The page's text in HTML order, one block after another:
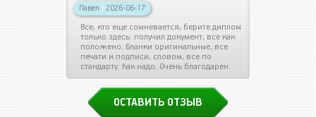
Павел | 2026-06-17
Все, кто еще сомневается, берите диплом
только здесь: получил документ, все как
положено. Бланки оригинальные, все
печати и подписи, словом, все по
стандарту. Как надо. Очень благодарен.
ОСТАВИТЬ ОТЗЫВ